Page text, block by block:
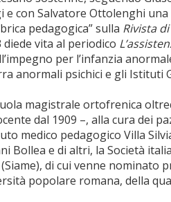
e con Salvatore Ottolenghi una
pedagogica” sulla Rivista
vita al periodico
per l’infanzia
anormali psichici e gli Istituti
magistrale ortofrenica
dal 1909 –, alla cura dei
medico pedagogico Villa
Bollea e di altri, la Società
di cui venne nominato
popolare romana, della